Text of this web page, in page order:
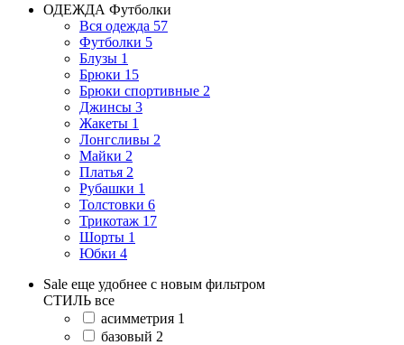
ОДЕЖДА Футболки
Вся одежда 57
Футболки 5
Блузы 1
Брюки 15
Брюки спортивные 2
Джинсы 3
Жакеты 1
Лонгсливы 2
Майки 2
Платья 2
Рубашки 1
Толстовки 6
Трикотаж 17
Шорты 1
Юбки 4
Sale еще удобнее с новым фильтром
СТИЛЬ все
асимметрия 1
базовый 2